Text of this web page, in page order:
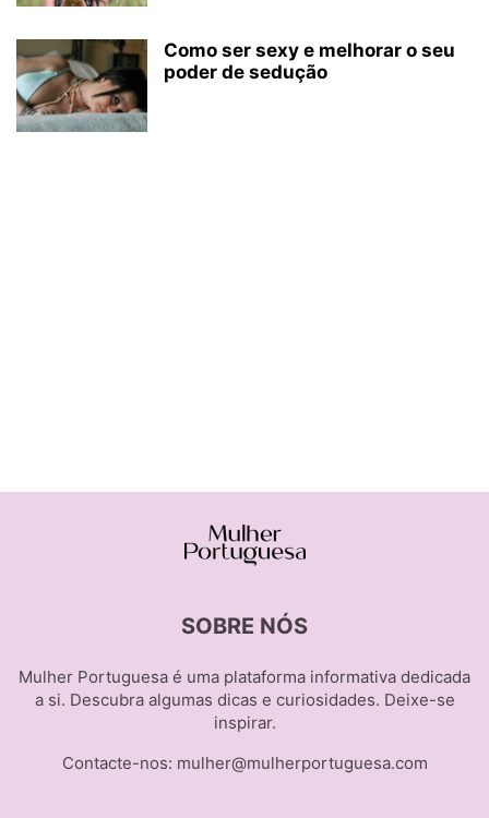
Como ser sexy e melhorar o seu
poder de sedução
SOBRE NÓS
Mulher Portuguesa é uma plataforma informativa dedicada
a si. Descubra algumas dicas e curiosidades. Deixe-se
inspirar.
Contacte-nos: mulher@mulherportuguesa.com